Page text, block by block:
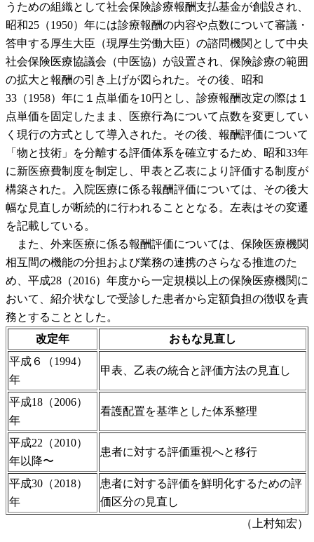
うための組織として社会保険診療報酬支払基金が創設され、
昭和25（1950）年には診療報酬の内容や点数について審議・
答申する厚生大臣（現厚生労働大臣）の諮問機関として中央
社会保険医療協議会（中医協）が設置され、保険診療の範囲
の拡大と報酬の引き上げが図られた。その後、昭和
33（1958）年に１点単価を10円とし、診療報酬改定の際は１
点単価を固定したまま、医療行為について点数を変更してい
く現行の方式として導入された。その後、報酬評価について
「物と技術」を分離する評価体系を確立するため、昭和33年
に新医療費制度を制定し、甲表と乙表により評価する制度が
構築された。入院医療に係る報酬評価については、その後大
幅な見直しが断続的に行われることとなる。左表はその変遷
を記載している。
また、外来医療に係る報酬評価については、保険医療機関
相互間の機能の分担および業務の連携のさらなる推進のた
め、平成28（2016）年度から一定規模以上の保険医療機関に
おいて、紹介状なしで受診した患者から定額負担の徴収を責
務とすることとした。
改定年
おもな見直し
平成６（1994）
年
甲表、乙表の統合と評価方法の見直し
平成18（2006）
年
看護配置を基準とした体系整理
平成22（2010）
年以降〜
患者に対する評価重視へと移行
平成30（2018）
年
患者に対する評価を鮮明化するための評
価区分の見直し
（上村知宏）